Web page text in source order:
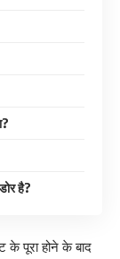
है?
पूरा होने के बाद